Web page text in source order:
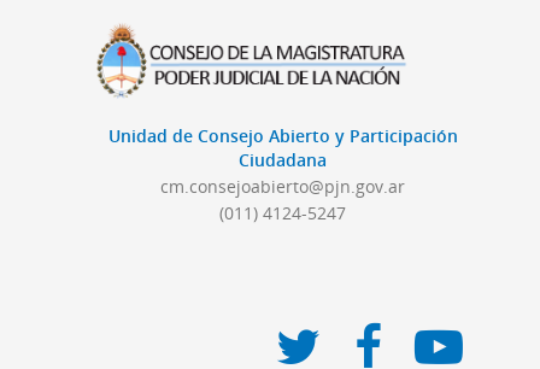
Unidad de Consejo Abierto y Participación
Ciudadana
cm.consejoabierto@pjn.gov.ar
(011) 4124-5247